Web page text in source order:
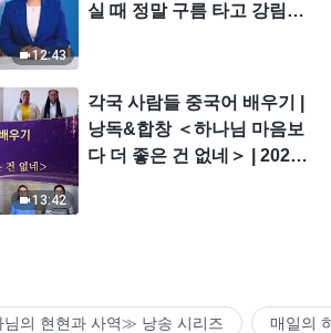
12:43
실 때 정말 구름 타고 강림하
13:42
각국 사람들 중국어 배우기 |
낭독&합창 ＜하나님 마음보
다 더 좋은 건 없네＞ | 2026
의 현현과 사역≫ 낭송 시리즈 매일의